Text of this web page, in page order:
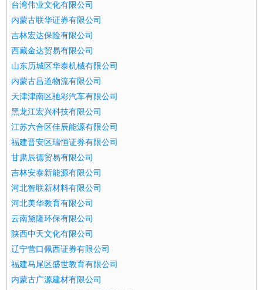
台湾伟业文化有限公司
内蒙古联华证券有限公司
吉林宏达保险有限公司
西藏金达贸易有限公司
山东历城区华泰机械有限公司
内蒙古昌道物流有限公司
天津津南区驰彩汽车有限公司
黑龙江宏兴科技有限公司
江苏六合区佳辰能源有限公司
福建晋安区瑞恒证券有限公司
甘肃辰德贸易有限公司
吉林安泰新能源有限公司
河北智联新材料有限公司
河北美华教育有限公司
云南黛隆环保有限公司
陕西中天文化有限公司
辽宁营口佩西证券有限公司
福建马尾区盛世教育有限公司
内蒙古广源建材有限公司